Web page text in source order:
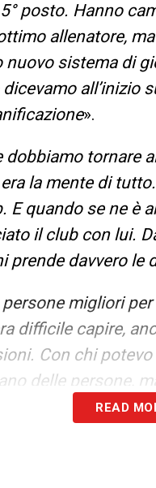
posto. Hanno
allenatore,
nuovo sistema di
all’inizio
».
dobbiamo tornare
la mente di
quando se ne è
il club con lui.
prende davvero le
migliori
difficile capire,
Con chi
delle persone,
READ